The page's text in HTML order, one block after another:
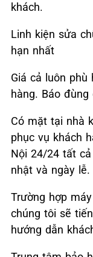
khách.
Linh kiện sửa
hạn nhất
Giá cả luôn phù
hàng. Báo
Có mặt tại nhà
phục vụ khách
Nội 24/24 tất
nhật và ngày lễ.
Trường hợp
chúng tôi sẽ
hướng dẫn